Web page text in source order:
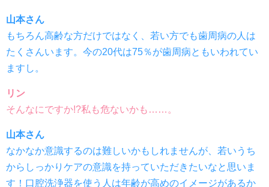
山本さん
もちろん高齢な方だけではなく、若い方でも歯周病の人は
たくさんいます。今の20代は75％が歯周病ともいわれてい
ますし。
リン
そんなにですか!?私も危ないかも……。
山本さん
なかなか意識するのは難しいかもしれませんが、若いうち
からしっかりケアの意識を持っていただきたいなと思いま
す！口腔洗浄器を使う人は年齢が高めのイメージがあるか